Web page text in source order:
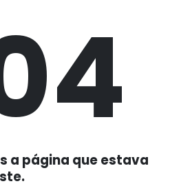
a página que estava